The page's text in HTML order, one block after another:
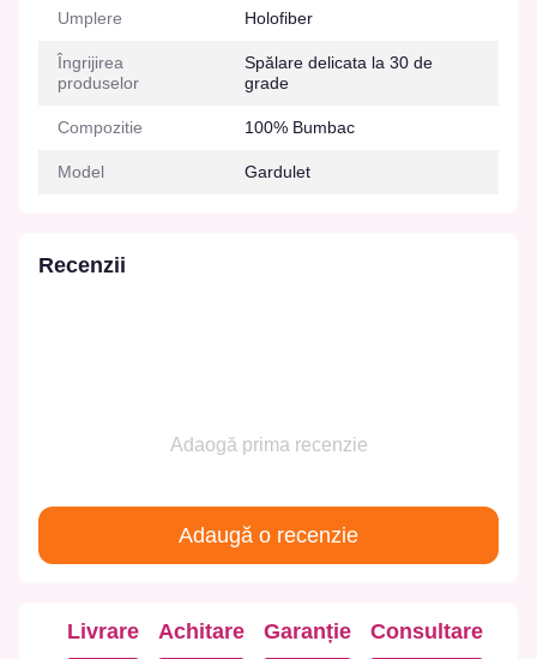
Umplere Holofiber
Îngrijirea
produselor
Spălare delicata la 30 de
grade
Compozitie 100% Bumbac
Model Gardulet
Recenzii
Adaogă prima recenzie
Adaugă o recenzie
Livrare Achitare Garanție Consultare